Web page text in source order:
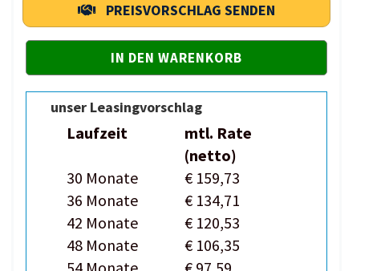
PREISVORSCHLAG SENDEN
unser Leasingvorschlag
Laufzeit
mtl. Rate
(netto)
30 Monate
€ 159,73
36 Monate
€ 134,71
42 Monate
€ 120,53
48 Monate
€ 106,35